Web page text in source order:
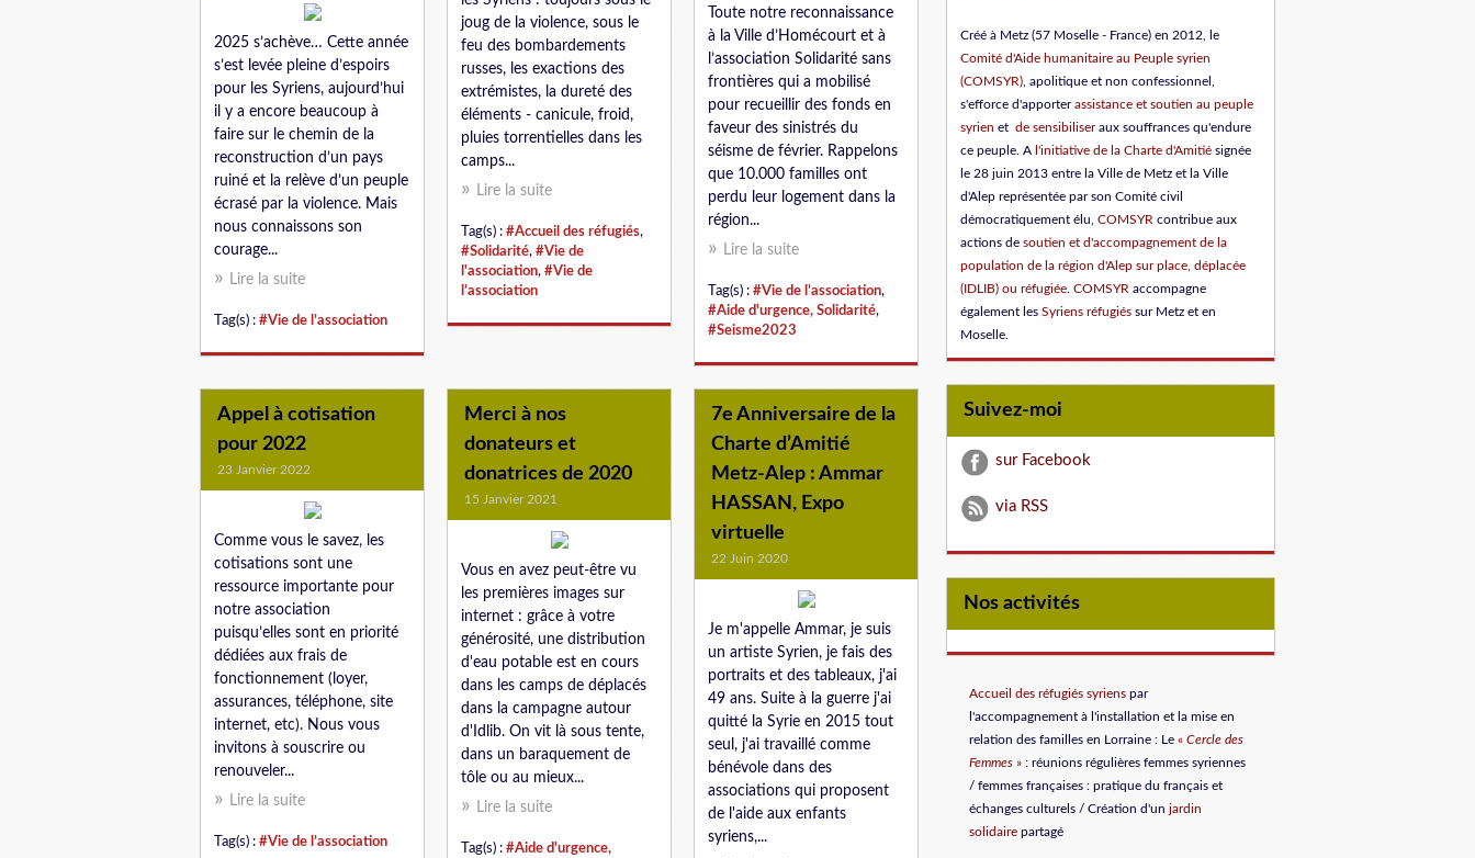
2025 s’achève… Cette année
s’est levée pleine d’espoirs
pour les Syriens, aujourd’hui
il y a encore beaucoup à
faire sur le chemin de la
reconstruction d’un pays
ruiné et la relève d’un peuple
écrasé par la violence. Mais
nous connaissons son
courage...
Lire la suite
Tag(s) : #Vie de l’association
joug de la violence, sous le
feu des bombardements
russes, les exactions des
extrémistes, la dureté des
éléments - canicule, froid,
pluies torrentielles dans les
camps...
Lire la suite
Tag(s) : #Accueil des réfugiés,
#Solidarité, #Vie de
l'association, #Vie de
l’association
Toute notre reconnaissance
à la Ville d’Homécourt et à
l’association Solidarité sans
frontières qui a mobilisé
pour recueillir des fonds en
faveur des sinistrés du
séisme de février. Rappelons
que 10.000 familles ont
perdu leur logement dans la
région...
Lire la suite
Tag(s) : #Vie de l’association,
#Aide d'urgence, Solidarité,
#Seisme2023
Appel à cotisation
pour 2022
23 Janvier 2022
Comme vous le savez, les
cotisations sont une
ressource importante pour
notre association
puisqu’elles sont en priorité
dédiées aux frais de
fonctionnement (loyer,
assurances, téléphone, site
internet, etc). Nous vous
invitons à souscrire ou
renouveler...
Lire la suite
Tag(s) : #Vie de l’association
Merci à nos
donateurs et
donatrices de 2020
15 Janvier 2021
Vous en avez peut-être vu
les premières images sur
internet : grâce à votre
générosité, une distribution
d'eau potable est en cours
dans les camps de déplacés
dans la campagne autour
d'Idlib. On vit là sous tente,
dans un baraquement de
tôle ou au mieux...
Lire la suite
Tag(s) : #Aide d'urgence,
7e Anniversaire de la
Charte d’Amitié
Metz-Alep : Ammar
HASSAN, Expo
virtuelle
22 Juin 2020
Je m'appelle Ammar, je suis
un artiste Syrien, je fais des
portraits et des tableaux, j'ai
49 ans. Suite à la guerre j'ai
quitté la Syrie en 2015 tout
seul, j'ai travaillé comme
bénévole dans des
associations qui proposent
de l'aide aux enfants
syriens,...
Créé à Metz (57 Moselle - France) en 2012, le
Comité d'Aide humanitaire au Peuple syrien
(COMSYR) , apolitique et non confessionnel,
s'efforce d'apporterassistance et soutien au peuple
syrien et de sensibiliseraux souffrances qu'endure
ce peuple. A l'initiative de la Charte d'Amitié signée
le 28 juin 2013 entre la Ville de Metz et la Ville
d'Alep représentée par son Comité civil
démocratiquement élu COMSYR contribue aux
actions de soutien et d'accompagnement de la
population de la région d'Alep sur place, déplacée
(IDLIB) ou réfugiée. COMSYR accompagne
également les Syriens réfugiés sur Metz et en
Moselle.
Suivez-moi
sur Facebook
via RSS
Nos activités
Accueil des réfugiés syrienspar
l'accompagnement à l'installation et la mise en
relation des familles en Lorraine: Le « Cercle des
Femmes »: réunions régulières femmes syriennes
/ femmes françaises : pratique du français et
échanges culturels / Création d'un jardin
solidairepartagé